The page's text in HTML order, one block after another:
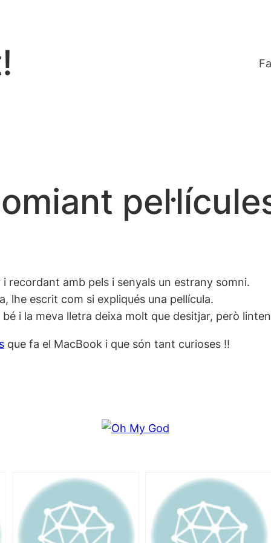
recordant amb pels i senyals un estrany somni.
escrit com si expliqués una pellícula.
i la meva lletra deixa molt que desitjar, però
que fa el MacBook i que són tant curioses !!